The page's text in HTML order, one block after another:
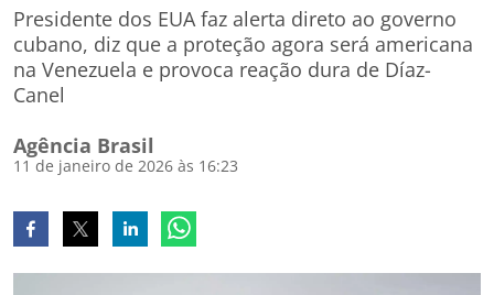
Presidente dos EUA faz alerta direto ao governo
cubano, diz que a proteção agora será americana
na Venezuela e provoca reação dura de Díaz-
Canel
Agência Brasil
11 de janeiro de 2026 às 16:23